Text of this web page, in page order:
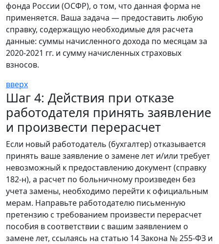
фонда России (ОСФР), о том, что данная форма не
применяется. Ваша задача — предоставить любую
справку, содержащую необходимые для расчета
данные: суммы начисленного дохода по месяцам за
2020-2021 гг. и сумму начисленных страховых
взносов.
вверх
Шаг 4: Действия при отказе
работодателя принять заявление
и произвести перерасчет
Если новый работодатель (бухгалтер) отказывается
принять ваше заявление о замене лет и/или требует
невозможный к предоставлению документ (справку
182-н), а расчет по больничному произведен без
учета замены, необходимо перейти к официальным
мерам. Направьте работодателю письменную
претензию с требованием произвести перерасчет
пособия в соответствии с вашим заявлением о
замене лет, ссылаясь на статью 14 Закона № 255-ФЗ и